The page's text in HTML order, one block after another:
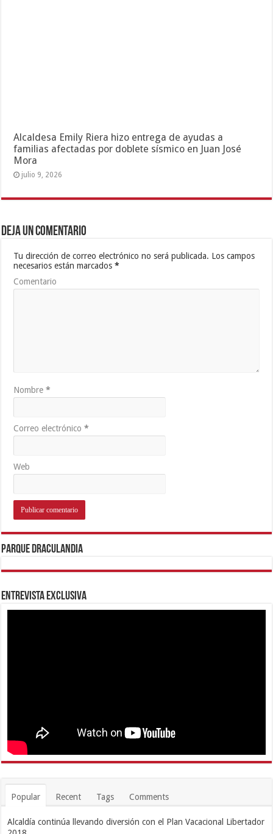
Alcaldesa Emily Riera hizo entrega de ayudas a
familias afectadas por doblete sísmico en Juan José
Mora
julio 9, 2026
Deja un comentario
Tu dirección de correo electrónico no será publicada. Los campos
necesarios están marcados*
Comentario
Nombre*
Correo electrónico*
Web
Parque Draculandia
Entrevista Exclusiva
Popular Recent Tags Comments
Alcaldía continúa llevando diversión con el Plan Vacacional Libertador